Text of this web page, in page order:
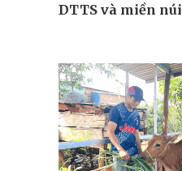
DTTS và miền núi